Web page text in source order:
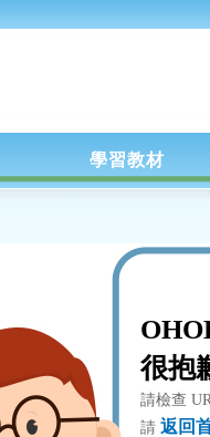
學習教材
很抱
請檢查
請 返回